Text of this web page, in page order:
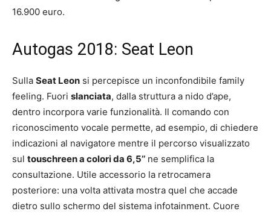
16.900 euro.
Autogas 2018: Seat Leon
Sulla Seat Leon si percepisce un inconfondibile family
feeling. Fuori slanciata, dalla struttura a nido d’ape,
dentro incorpora varie funzionalità. Il comando con
riconoscimento vocale permette, ad esempio, di chiedere
indicazioni al navigatore mentre il percorso visualizzato
sul touschreen a colori da 6,5’’ ne semplifica la
consultazione. Utile accessorio la retrocamera
posteriore: una volta attivata mostra quel che accade
dietro sullo schermo del sistema infotainment. Cuore